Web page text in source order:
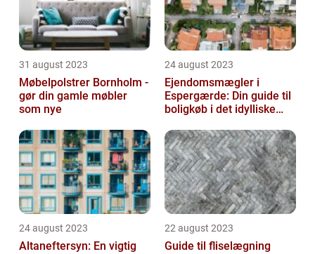
31 august 2023
Møbelpolstrer Bornholm -
gør din gamle møbler
som nye
24 august 2023
Ejendomsmægler i
Espergærde: Din guide til
boligkøb i det idylliske
24 august 2023
Altaneftersyn: En vigtig
22 august 2023
Guide til fliselægning